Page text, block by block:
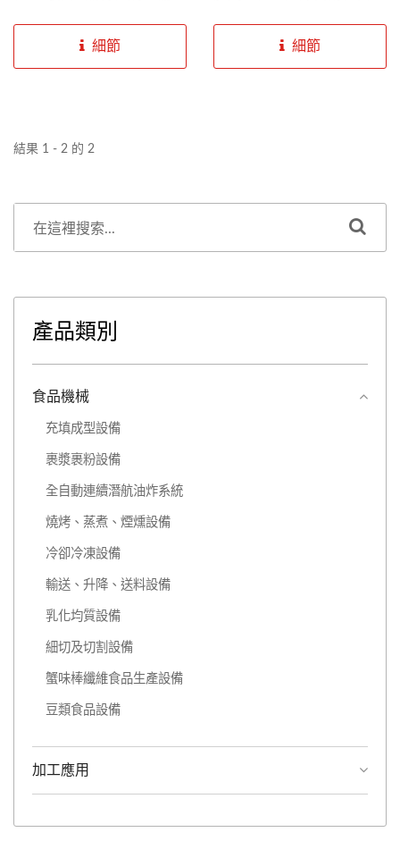
對流、冷卻效果佳，且設計
可開關的門板，方便清洗。
細節
人力、提高生產率，且改良
後的設備不僅體積大幅縮
間、異常顯示)，讓操作人
細節
結果 1 - 2 的 2
產品類別
食品機械
充填成型設備
裹漿裹粉設備
全自動連續潛航油炸系統
燒烤、蒸煮、煙燻設備
冷卻冷凍設備
輸送、升降、送料設備
乳化均質設備
細切及切割設備
蟹味棒纖維食品生產設備
豆類食品設備
加工應用